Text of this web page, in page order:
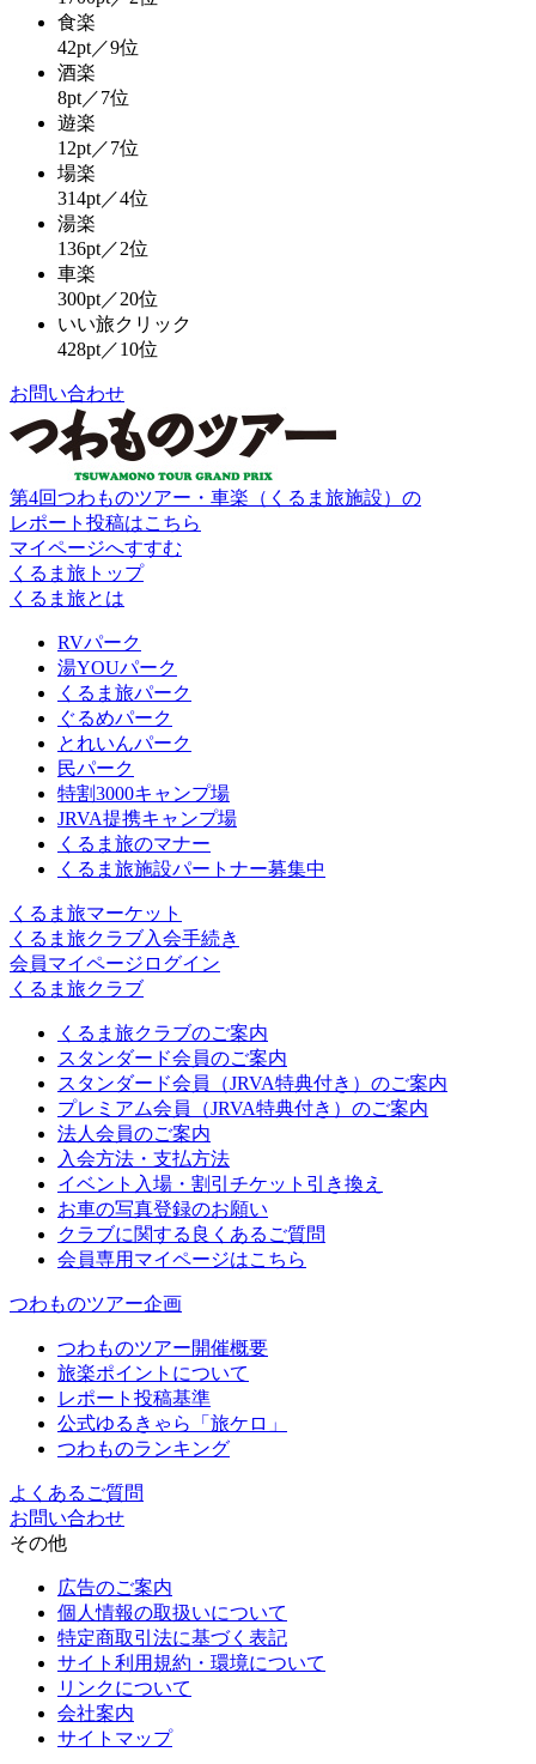
食楽
42pt／9位
酒楽
8pt／7位
遊楽
12pt／7位
場楽
314pt／4位
湯楽
136pt／2位
車楽
300pt／20位
いい旅クリック
428pt／10位
お問い合わせ
第4回つわものツアー・車楽（くるま旅施設）の
レポート投稿はこちら
マイページへすすむ
くるま旅トップ
くるま旅とは
RVパーク
湯YOUパーク
くるま旅パーク
ぐるめパーク
とれいんパーク
民パーク
特割3000キャンプ場
JRVA提携キャンプ場
くるま旅のマナー
くるま旅施設パートナー募集中
くるま旅マーケット
くるま旅クラブ入会手続き
会員マイページログイン
くるま旅クラブ
くるま旅クラブのご案内
スタンダード会員のご案内
スタンダード会員（JRVA特典付き）のご案内
プレミアム会員（JRVA特典付き）のご案内
法人会員のご案内
入会方法・支払方法
イベント入場・割引チケット引き換え
お車の写真登録のお願い
クラブに関する良くあるご質問
会員専用マイページはこちら
つわものツアー企画
つわものツアー開催概要
旅楽ポイントについて
レポート投稿基準
公式ゆるきゃら「旅ケロ」
つわものランキング
よくあるご質問
お問い合わせ
その他
広告のご案内
個人情報の取扱いについて
特定商取引法に基づく表記
サイト利用規約・環境について
リンクについて
会社案内
サイトマップ